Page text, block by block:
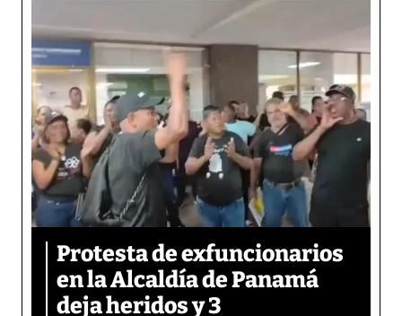
Protesta de exfuncionarios
en la Alcaldía de Panamá
deja heridos y 3